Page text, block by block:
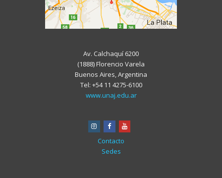
Av. Calchaquí 6200
(1888) Florencio Varela
Buenos Aires, Argentina
Tel: +54 11 4275-6100
www.unaj.edu.ar
instagram
facebookyoutube
Contacto
Sedes